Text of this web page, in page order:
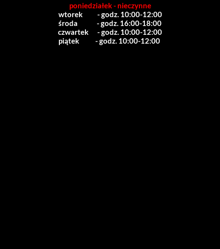
poniedziałek - nieczynne
wtorek          - godz. 10:00-12:00
środa             - godz. 16:00-18:00
czwartek      - godz. 10:00-12:00
piątek           - godz. 10:00-12:00